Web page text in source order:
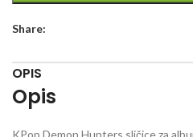
Share:
OPIS
Opis
KPop Demon Hunters sličice za